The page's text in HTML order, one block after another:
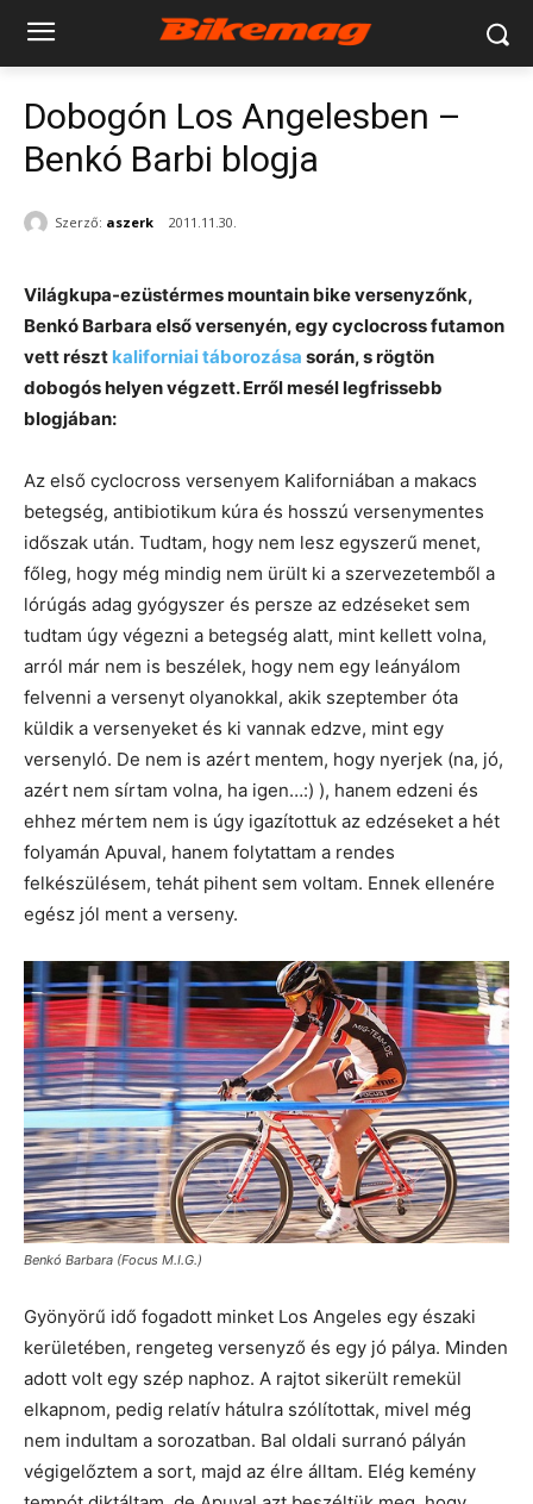
Dobogón Los Angelesben –
Benkó Barbi blogja
Szerző: aszerk 2011.11.30.
Világkupa-ezüstérmes mountain bike versenyzőnk,
Benkó Barbara első versenyén, egy cyclocross futamon
vett részt kaliforniai táborozása során, s rögtön
dobogós helyen végzett. Erről mesél legfrissebb
blogjában:
Az első cyclocross versenyem Kaliforniában a makacs
betegség, antibiotikum kúra és hosszú versenymentes
időszak után. Tudtam, hogy nem lesz egyszerű menet,
főleg, hogy még mindig nem ürült ki a szervezetemből a
lórúgás adag gyógyszer és persze az edzéseket sem
tudtam úgy végezni a betegség alatt, mint kellett volna,
arról már nem is beszélek, hogy nem egy leányálom
felvenni a versenyt olyanokkal, akik szeptember óta
küldik a versenyeket és ki vannak edzve, mint egy
versenyló. De nem is azért mentem, hogy nyerjek (na, jó,
azért nem sírtam volna, ha igen…:) ), hanem edzeni és
ehhez mértem nem is úgy igazítottuk az edzéseket a hét
folyamán Apuval, hanem folytattam a rendes
felkészülésem, tehát pihent sem voltam. Ennek ellenére
egész jól ment a verseny.
Benkó Barbara (Focus M.I.G.)
Gyönyörű idő fogadott minket Los Angeles egy északi
kerületében, rengeteg versenyző és egy jó pálya. Minden
adott volt egy szép naphoz. A rajtot sikerült remekül
elkapnom, pedig relatív hátulra szólítottak, mivel még
nem indultam a sorozatban. Bal oldali surranó pályán
végigelőztem a sort, majd az élre álltam. Elég kemény